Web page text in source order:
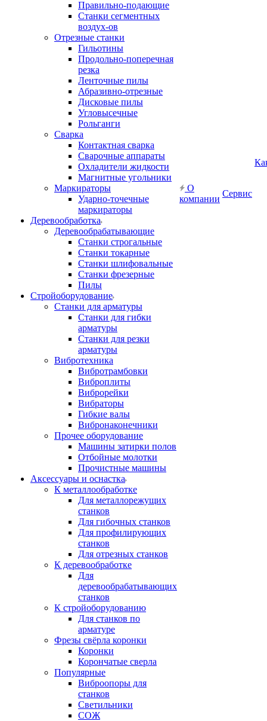
Правильно-подающие
Станки сегментных
воздух-ов
Отрезные станки
Гильотины
Продольно-поперечная
резка
Ленточные пилы
Абразивно-отрезные
Дисковые пилы
Угловысечные
Рольганги
Сварка
Контактная сварка
Сварочные аппараты
Охладители жидкости
Магнитные угольники
Маркираторы
Ударно-точечные
маркираторы
Деревообработка
Деревообрабатывающие
Станки строгальные
Станки токарные
Станки шлифовальные
Станки фрезерные
Пилы
Стройоборудование
Станки для арматуры
Станки для гибки
арматуры
Станки для резки
арматуры
Вибротехника
Вибротрамбовки
Виброплиты
Виброрейки
Вибраторы
Гибкие валы
Вибронаконечники
Прочее оборудование
Машины затирки полов
Отбойные молотки
Прочистные машины
Аксeccyapы и оснастка
К металлообработке
Для металлорежущих
станков
Для гибочных станков
Для профилирующих
станков
Для отрезных станков
К деревообработке
Для
деревообрабатывающих
станков
К стройоборудованию
Для станков по
арматуре
Фрезы свёрла коронки
Коронки
Корончатые сверла
Популярные
Виброопоры для
станков
Светильники
СОЖ
О
компании
Сервис